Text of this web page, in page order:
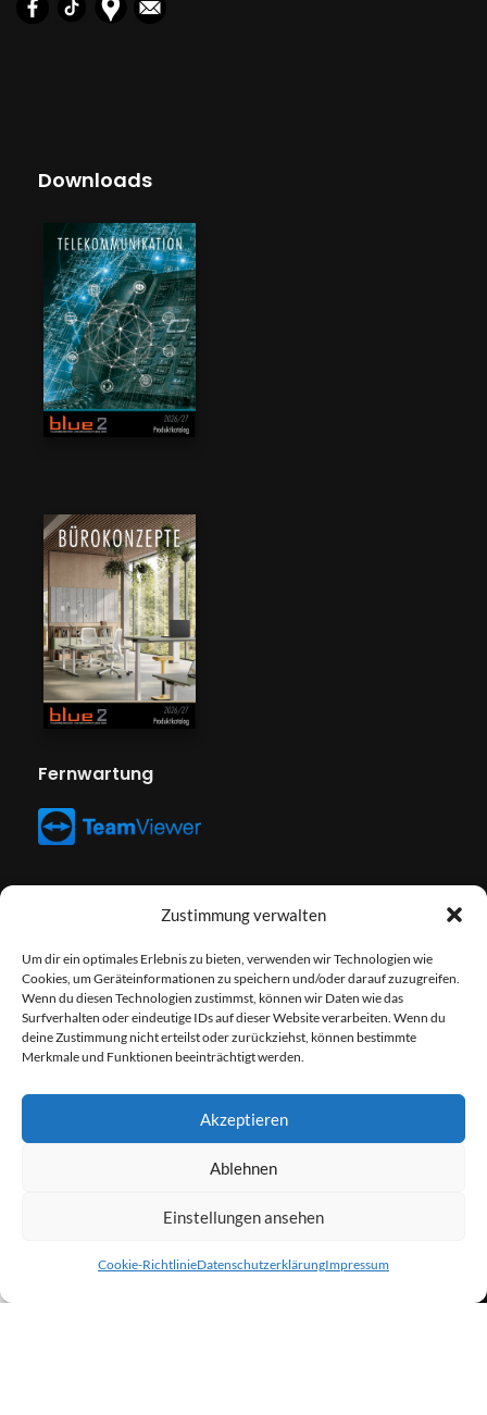
Zustimmung verwalten
Um dir ein optimales Erlebnis zu bieten, verwenden wir Technologien wie
Cookies, um Geräteinformationen zu speichern und/oder darauf zuzugreifen.
Wenn du diesen Technologien zustimmst, können wir Daten wie das
Surfverhalten oder eindeutige IDs auf dieser Website verarbeiten. Wenn du
deine Zustimmung nicht erteilst oder zurückziehst, können bestimmte
Merkmale und Funktionen beeinträchtigt werden.
Akzeptieren
Ablehnen
Einstellungen ansehen
Cookie-RichtlinieDatenschutzerklärungImpressum
Downloads
Fernwartung
Newsletter - Anmeldung
Vorname